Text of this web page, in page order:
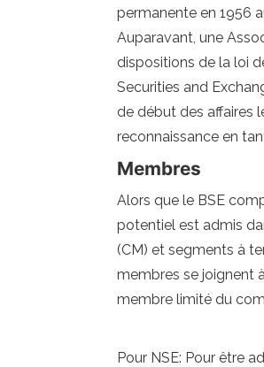
permanente en 1956
Auparavant, une
dispositions de la loi
Securities and
de début des affaires
reconnaissance en
Membres
Alors que le BSE
potentiel est admis
(CM) et segments à
membres se joignent
membre limité du
Pour NSE: Pour être